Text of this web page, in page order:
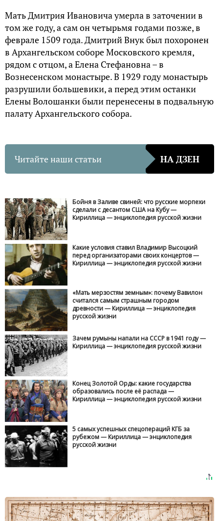
Мать Дмитрия Ивановича умерла в заточении в
том же году, а сам он четырьмя годами позже, в
феврале 1509 года. Дмитрий Внук был похоронен
в Архангельском соборе Московского кремля,
рядом с отцом, а Елена Стефановна – в
Вознесенском монастыре. В 1929 году монастырь
разрушили большевики, а перед этим останки
Елены Волошанки были перенесены в подвальную
палату Архангельского собора.
Читайте наши статьи НА ДЗЕН
Бойня в Заливе свиней: что русские морпехи
сделали с десантом США на Кубу —
Кириллица — энциклопедия русской жизни
Какие условия ставил Владимир Высоцкий
перед организаторами своих концертов —
Кириллица — энциклопедия русской жизни
«Мать мерзостям земным»: почему Вавилон
считался самым страшным городом
древности — Кириллица — энциклопедия
русской жизни
Зачем румыны напали на СССР в 1941 году —
Кириллица — энциклопедия русской жизни
Конец Золотой Орды: какие государства
образовались после её распада —
Кириллица — энциклопедия русской жизни
5 самых успешных спецопераций КГБ за
рубежом — Кириллица — энциклопедия
русской жизни